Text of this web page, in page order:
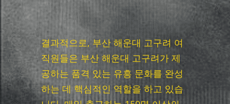
결과적으로, 부산 해운대 고구려 여
직원들은 부산 해운대 고구려가 제
공하는 품격 있는 유흥 문화를 완성
하는 데 핵심적인 역할을 하고 있습